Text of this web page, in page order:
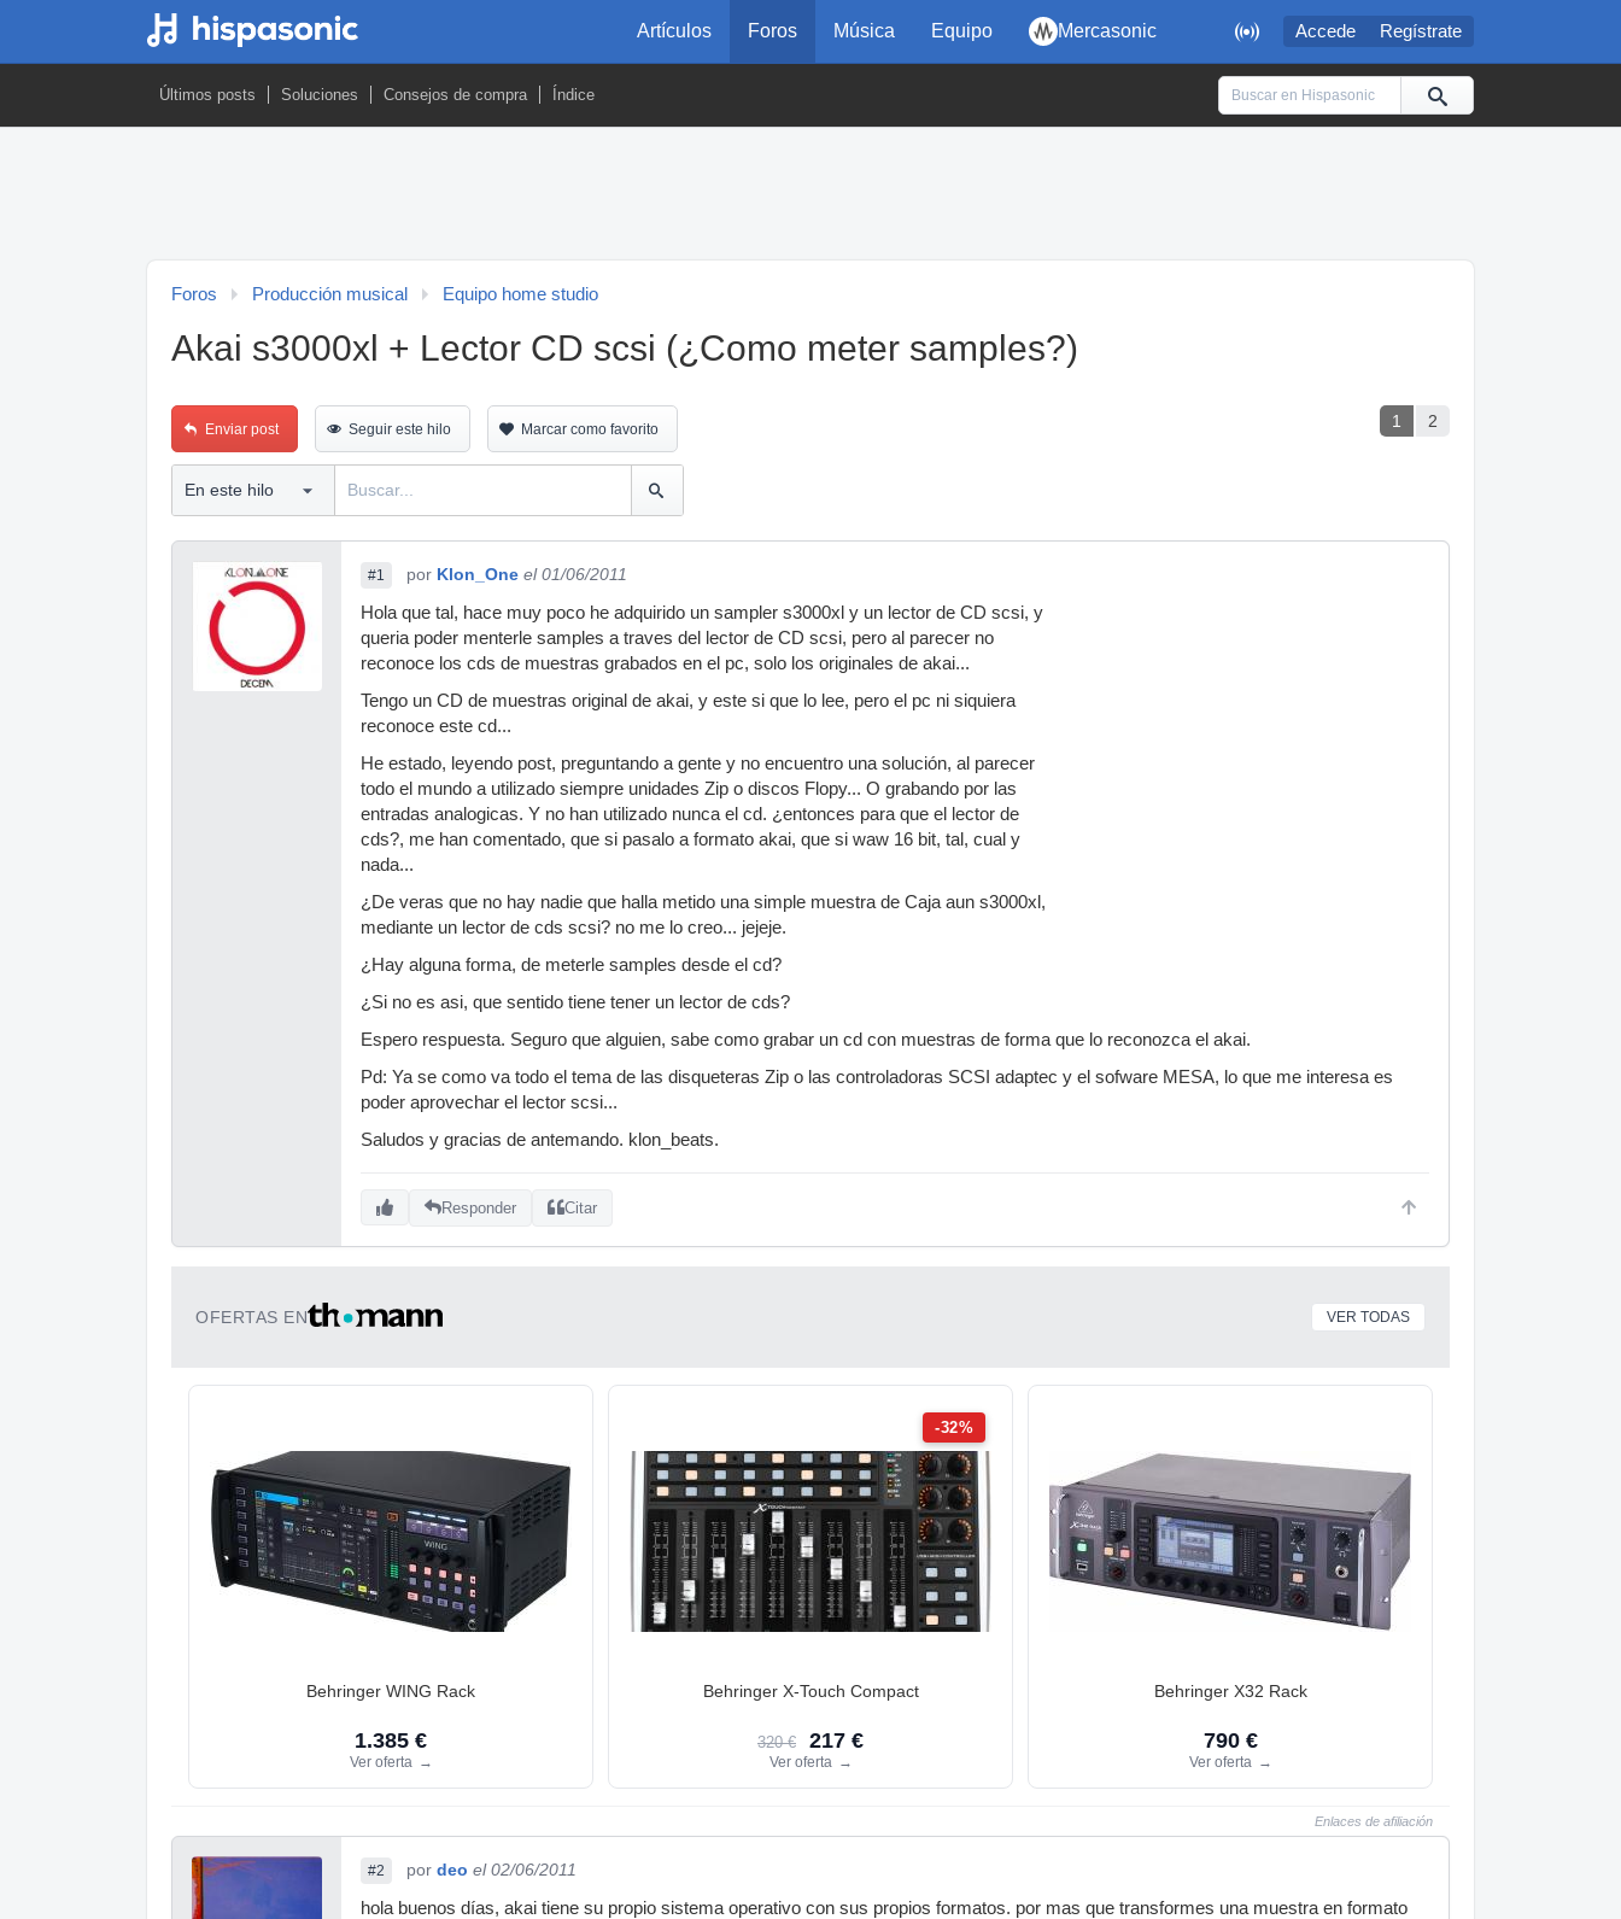
 Accede Regístrate
Artículos Foros Música Equipo Mercasonic
Últimos posts Soluciones Consejos de compra Índice
Foros Producción musical Equipo home studio
Akai s3000xl + Lector CD scsi (¿Como meter samples?)
1 2
Enviar post Seguir este hilo Marcar como favorito
#1 por Klon_One el 01/06/2011
Hola que tal, hace muy poco he adquirido un sampler s3000xl y un lector de CD scsi, y
queria poder menterle samples a traves del lector de CD scsi, pero al parecer no
reconoce los cds de muestras grabados en el pc, solo los originales de akai...
Tengo un CD de muestras original de akai, y este si que lo lee, pero el pc ni siquiera
reconoce este cd...
He estado, leyendo post, preguntando a gente y no encuentro una solución, al parecer
todo el mundo a utilizado siempre unidades Zip o discos Flopy... O grabando por las
entradas analogicas. Y no han utilizado nunca el cd. ¿entonces para que el lector de
cds?, me han comentado, que si pasalo a formato akai, que si waw 16 bit, tal, cual y
nada...
¿De veras que no hay nadie que halla metido una simple muestra de Caja aun s3000xl,
mediante un lector de cds scsi? no me lo creo... jejeje.
¿Hay alguna forma, de meterle samples desde el cd?
¿Si no es asi, que sentido tiene tener un lector de cds?
Espero respuesta. Seguro que alguien, sabe como grabar un cd con muestras de forma que lo reconozca el akai.
Pd: Ya se como va todo el tema de las disqueteras Zip o las controladoras SCSI adaptec y el sofware MESA, lo que me interesa es
poder aprovechar el lector scsi...
Saludos y gracias de antemando. klon_beats.
Responder Citar
OFERTAS EN VER TODAS
Behringer WING Rack
1.385 €
Ver oferta →
-32%
Behringer X-Touch Compact
320 € 217 €
Ver oferta →
Behringer X32 Rack
790 €
Ver oferta →
Enlaces de afiliación
#2 por deo el 02/06/2011
hola buenos días, akai tiene su propio sistema operativo con sus propios formatos. por mas que transformes una muestra en formato